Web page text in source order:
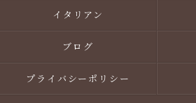
イタリアン
ブログ
プライバシーポリシー